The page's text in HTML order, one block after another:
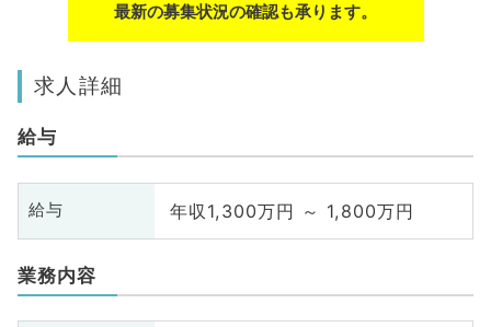
最新の募集状況の確認も承ります。
求人詳細
給与
給与 年収1,300万円 ～ 1,800万円
業務内容